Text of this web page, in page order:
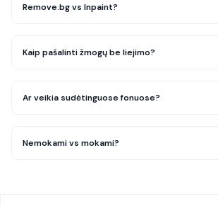
Remove.bg vs Inpaint?
Kaip pašalinti žmogų be liejimo?
Ar veikia sudėtinguose fonuose?
Nemokami vs mokami?